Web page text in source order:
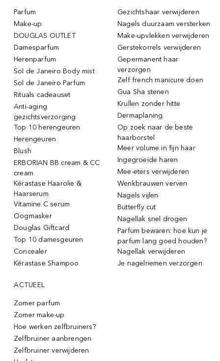
Parfum
Make-up
DOUGLAS OUTLET
Damesparfum
Herenparfum
Sol de Janeiro Body mist
Sol de Janeiro Parfum
Rituals cadeauset
Anti-aging
gezichtsverzorging
Top 10 herengeuren
Herengeuren
Blush
ERBORIAN BB cream & CC
cream
Kérastase Haarolie &
Haarserum
Vitamine C serum
Oogmasker
Douglas Giftcard
Top 10 damesgeuren
Concealer
Kérastase Shampoo
Gezichtshaar verwijderen
Nagels duurzaam versterken
Make-upvlekken verwijderen
Gerstekorrels verwijderen
Gepermanent haar
verzorgen
Zelf french manicure doen
Gua Sha stenen
Krullen zonder hitte
Dermaplaning
Op zoek naar de beste
haarborstel
Meer volume in fijn haar
Ingegroeide haren
Mee-eters verwijderen
Wenkbrauwen verven
Nagels vijlen
Butterfly cut
Nagellak snel drogen
Parfum bewaren: hoe kun je
parfum lang goed houden?
Nagellak verwijderen
Je nagelriemen verzorgen
ACTUEEL
Zomer parfum
Zomer make-up
Hoe werken zelfbruiners?
Zelfbruiner aanbrengen
Zelfbruiner verwijderen